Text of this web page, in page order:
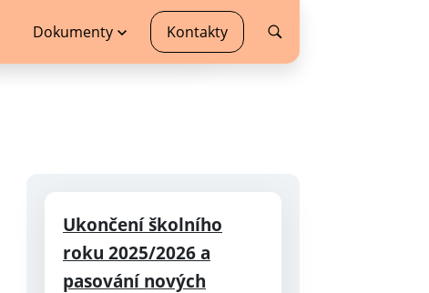
Dokumenty Kontakty
Ukončení školního
roku 2025/2026 a
pasování nových